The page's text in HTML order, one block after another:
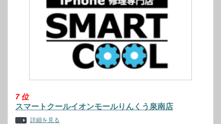
7位
スマートクールイオンモールりんくう泉南店
詳細を見る